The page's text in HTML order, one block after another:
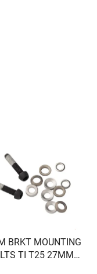
BRKT MOUNTING
TI T25 27MM